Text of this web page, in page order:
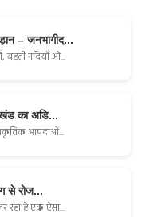
– जनभागीद...
बहती नदियाँ औ...
का अडि...
आपदाओं...
से रोज...
रहा है एक ऐसा...